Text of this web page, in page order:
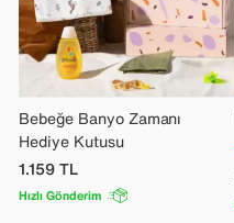
Bebeğe Banyo Zamanı
Hediye Kutusu
1.159TL
Hızlı Gönderim